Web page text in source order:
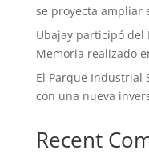
se proyecta ampliar
Ubajay participó del
Memoria realizado
El Parque Industrial
con una nueva
Recent